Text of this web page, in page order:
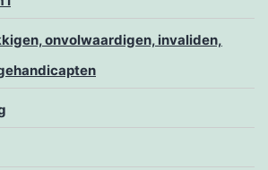
onvolwaardigen, invaliden,